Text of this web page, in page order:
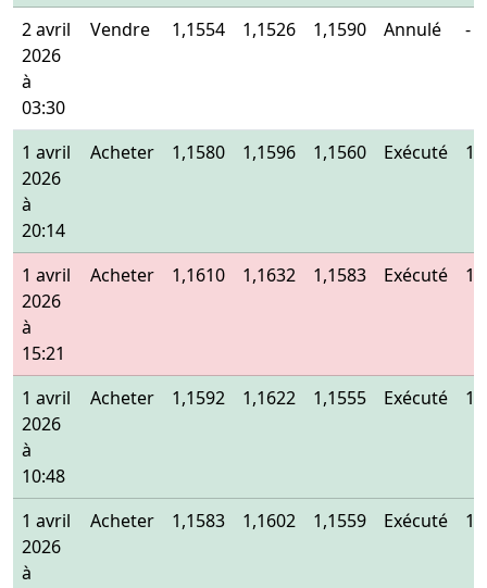
2 avril
2026
à
03:30
Vendre 1,1554 1,1526 1,1590 Annulé -
1 avril
2026
à
20:14
Acheter 1,1580 1,1596 1,1560 Exécuté
1 avril
2026
à
15:21
Acheter 1,1610 1,1632 1,1583 Exécuté
1 avril
2026
à
10:48
Acheter 1,1592 1,1622 1,1555 Exécuté
1 avril
2026
à
Acheter 1,1583 1,1602 1,1559 Exécuté